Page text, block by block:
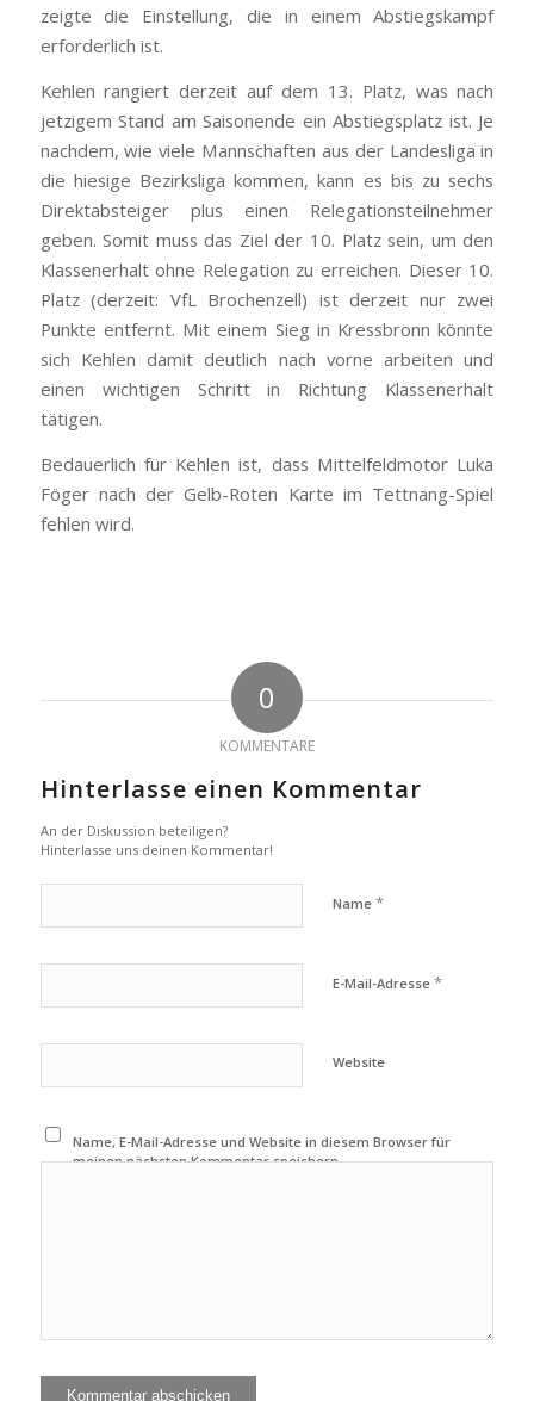
zeigte die Einstellung, die in einem Abstiegskampf
erforderlich ist.
Kehlen rangiert derzeit auf dem 13. Platz, was nach
jetzigem Stand am Saisonende ein Abstiegsplatz ist. Je
nachdem, wie viele Mannschaften aus der Landesliga in
die hiesige Bezirksliga kommen, kann es bis zu sechs
Direktabsteiger plus einen Relegationsteilnehmer
geben. Somit muss das Ziel der 10. Platz sein, um den
Klassenerhalt ohne Relegation zu erreichen. Dieser 10.
Platz (derzeit: VfL Brochenzell) ist derzeit nur zwei
Punkte entfernt. Mit einem Sieg in Kressbronn könnte
sich Kehlen damit deutlich nach vorne arbeiten und
einen wichtigen Schritt in Richtung Klassenerhalt
tätigen.
Bedauerlich für Kehlen ist, dass Mittelfeldmotor Luka
Föger nach der Gelb-Roten Karte im Tettnang-Spiel
fehlen wird.
0
KOMMENTARE
Hinterlasse einen Kommentar
An der Diskussion beteiligen?
Hinterlasse uns deinen Kommentar!
Name *
E-Mail-Adresse *
Website
Name, E-Mail-Adresse und Website in diesem Browser für
meinen nächsten Kommentar speichern.